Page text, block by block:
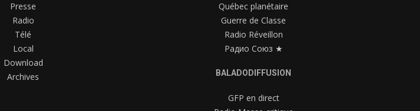
Presse
Radio
Télé
Local
Download
Archives
Québec planétaire
Guerre de Classe
Radio Réveillon
Радио Союз ★
BALADODIFFUSION
GFP en direct